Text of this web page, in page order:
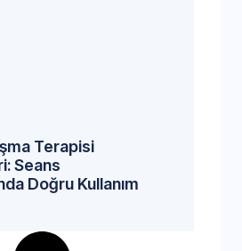
Terapisi
Seans
Doğru Kullanım